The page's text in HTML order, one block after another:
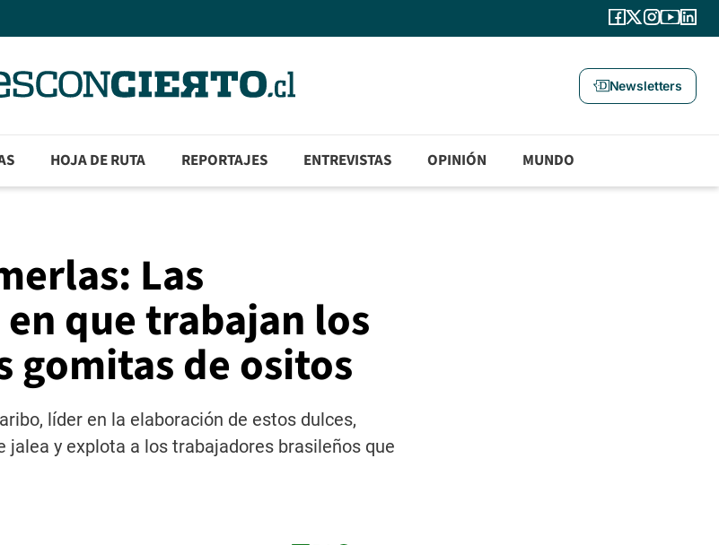
Newsletters
HOJA DE RUTA REPORTAJES ENTREVISTAS OPINIÓN MUNDO
Las
que trabajan los
gomitas de ositos
líder en la elaboración de estos dulces,
y explota a los trabajadores brasileños que